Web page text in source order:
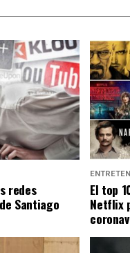
redes
Santiago
El top
Netflix